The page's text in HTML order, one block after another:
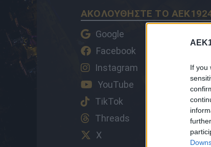
If you
ΑΚΟΛΟΥΘΗΣΤΕ ΤΟ
Google
Facebook
Instagram
YouTube
TikTok
Threads
X